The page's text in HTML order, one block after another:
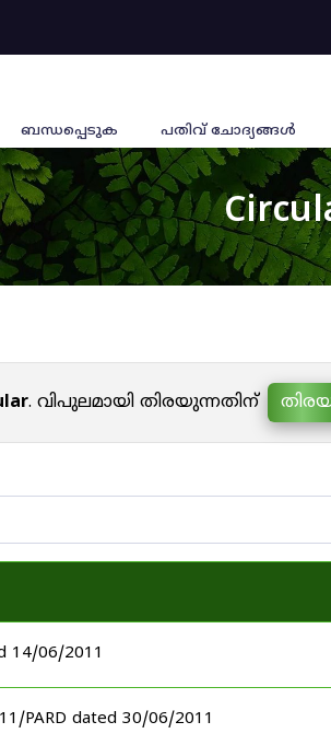
ബന്ധപ്പെടുക പതിവ് ചോദ്യങ്ങൾ
. വിപുലമായി തിരയുന്നതിന്
14/06/2011
PARD dated 30/06/2011